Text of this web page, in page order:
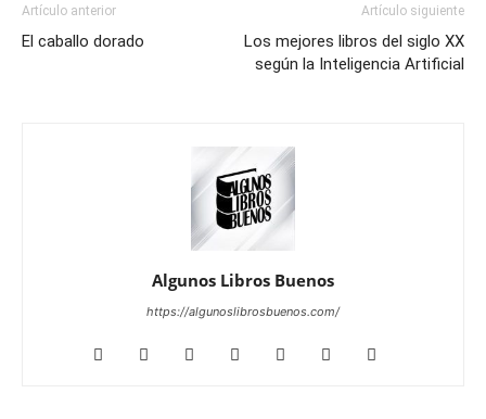
Artículo anterior
El caballo dorado
Artículo siguiente
Los mejores libros del siglo XX
según la Inteligencia Artificial
Algunos Libros Buenos
https://algunoslibrosbuenos.com/